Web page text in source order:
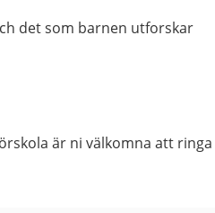
det som barnen utforskar
är ni välkomna att ringa